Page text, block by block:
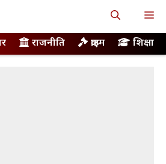
राजनीति क्राइम शिक्षा